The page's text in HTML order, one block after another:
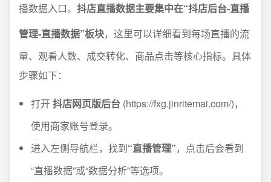
播数据入口。 抖店直播数据主要集中在“抖店后台-直播
管理-直播数据”板块，这里可以详细看到每场直播的流
量、观看人数、成交转化、商品点击等核心指标。具体
步骤如下：
打开抖店网页版后台 (https://fxg.jinritemai.com/)，
使用商家账号登录。
进入左侧导航栏，找到“直播管理”，点击后会看到
“直播数据”或“数据分析”等选项。